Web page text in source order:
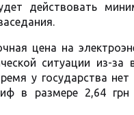
действовать
цена на
ситуации из-
у государства
в размере 2,64